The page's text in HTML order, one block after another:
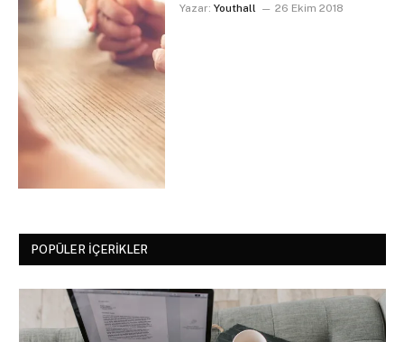
Yazar: Youthall 26 Ekim 2018
POPÜLER İÇERIKLER